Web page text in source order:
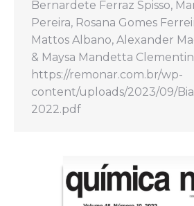
Bernardete Ferraz Spisso,
Pereira, Rosana Gomes
Mattos Albano, Alexander
& Maysa Mandetta
https://remonar.com.br/wp-
content/uploads/2023/09/
2022.pdf